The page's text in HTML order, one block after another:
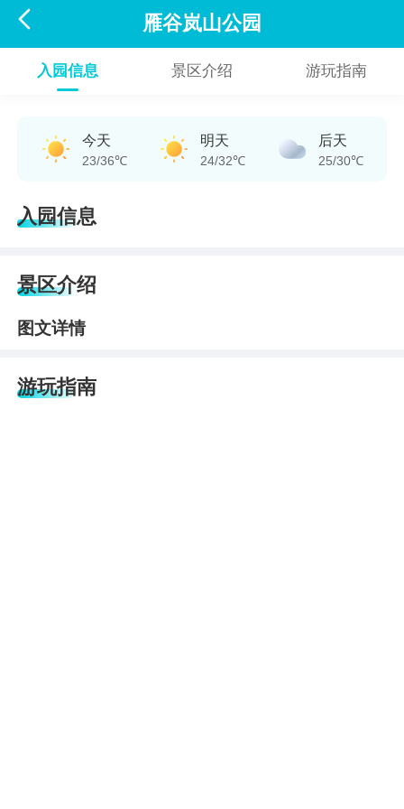
 雁谷岚山公园
入园信息 景区介绍 游玩指南
今天
23/36℃
明天
24/32℃
后天
25/30℃
入园信息
景区介绍
图文详情
游玩指南